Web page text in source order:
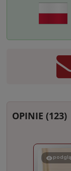
OPINIE (123)